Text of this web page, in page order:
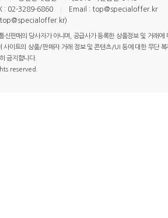
: 02-3289-6860
Email : top@specialoffer.kr
(top@specialoffer.kr)
신판매의 당사자가 아니며, 공급사가 등록한 상품정보 및 거래
사이트의 상품/판매자 거래 정보 및 콘텐츠/UI 등에 대한 무단
금지합니다.
reserved.